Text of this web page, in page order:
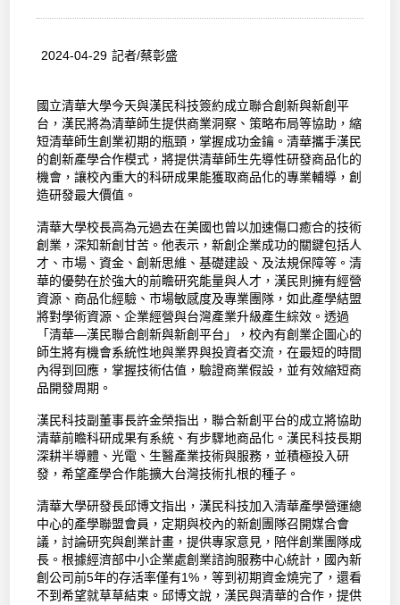
2024-04-29 記者/蔡彰盛
國立清華大學今天與漢民科技簽約成立聯合創新與新創平
台，漢民將為清華師生提供商業洞察、策略布局等協助，縮
短清華師生創業初期的瓶頸，掌握成功金鑰。清華攜手漢民
的創新產學合作模式，將提供清華師生先導性研發商品化的
機會，讓校內重大的科研成果能獲取商品化的專業輔導，創
造研發最大價值。
清華大學校長高為元過去在美國也曾以加速傷口癒合的技術
創業，深知新創甘苦。他表示，新創企業成功的關鍵包括人
才、市場、資金、創新思維、基礎建設、及法規保障等。清
華的優勢在於強大的前瞻研究能量與人才，漢民則擁有經營
資源、商品化經驗、市場敏感度及專業團隊，如此產學結盟
將對學術資源、企業經營與台灣產業升級產生綜效。透過
「清華—漢民聯合創新與新創平台」，校內有創業企圖心的
師生將有機會系統性地與業界與投資者交流，在最短的時間
內得到回應，掌握技術估值，驗證商業假設，並有效縮短商
品開發周期。
漢民科技副董事長許金榮指出，聯合新創平台的成立將協助
清華前瞻科研成果有系統、有步驟地商品化。漢民科技長期
深耕半導體、光電、生醫產業技術與服務，並積極投入研
發，希望產學合作能擴大台灣技術扎根的種子。
清華大學研發長邱博文指出，漢民科技加入清華產學營運總
中心的產學聯盟會員，定期與校內的新創團隊召開媒合會
議，討論研究與創業計畫，提供專家意見，陪伴創業團隊成
長。根據經濟部中小企業處創業諮詢服務中心統計，國內新
創公司前5年的存活率僅有1%，等到初期資金燒完了，還看
不到希望就草草結束。邱博文說，漢民與清華的合作，提供